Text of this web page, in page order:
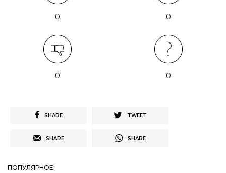
0 0
0 0
SHARE TWEET
SHARE SHARE
ПОПУЛЯРНОЕ: